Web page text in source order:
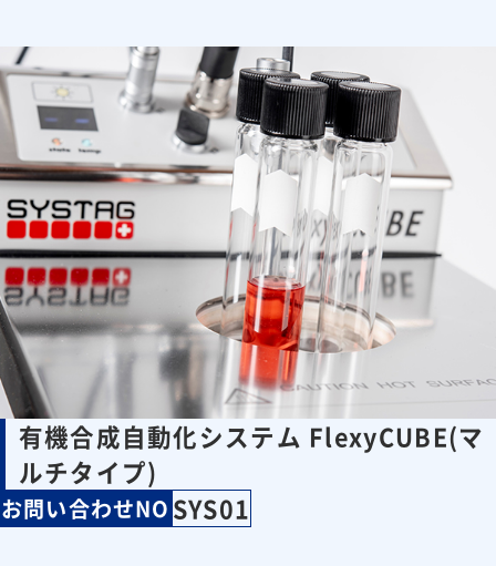
有機合成自動化システム FlexyCUBE(マ
ルチタイプ)
お問い合わせNO SYS01